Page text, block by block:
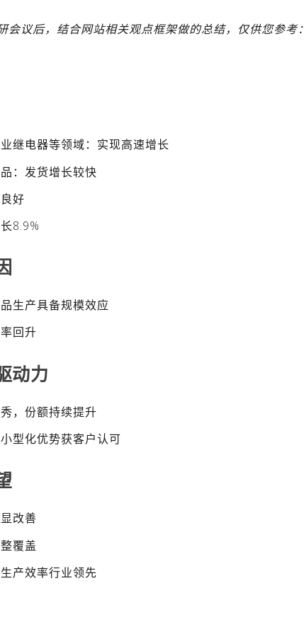
会议后，结合网站相关观点框架做的总结，仅供您参考：
继电器等领域：实现高速增长
：发货增长较快
好
8.9%
生产具备规模效应
回升
动力
，份额持续提升
型化优势获客户认可
改善
覆盖
产效率行业领先